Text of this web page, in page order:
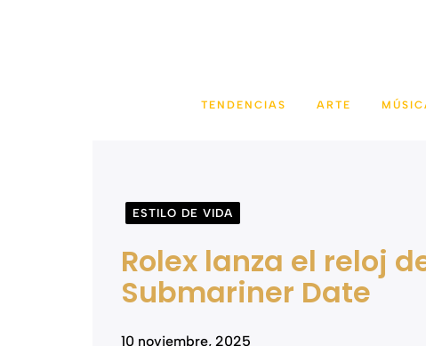
TENDENCIAS ARTE
ESTILO DE VIDA
Rolex lanza el reloj
Submariner Date
10 noviembre, 2025